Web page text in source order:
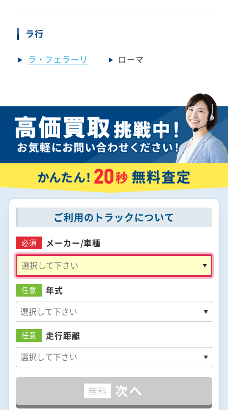
ラ行
ラ・フェラーリ ローマ
ご利用のトラックについて
必須 メーカー/車種
任意 年式
任意 走行距離
無料 次へ